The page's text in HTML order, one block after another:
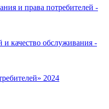
и права потребителей -
и качество обслуживания -
2024